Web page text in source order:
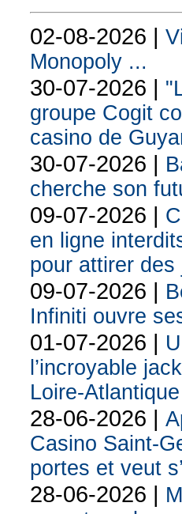
02-08-2026 |
Monopoly ...
30-07-2026 |
groupe Cogit
casino de
30-07-2026 |
cherche son
09-07-2026 |
en ligne
pour attirer des
09-07-2026 |
Infiniti ouvre
01-07-2026 |
l’incroyable
Loire-
28-06-2026 |
Casino Saint-
portes et veut
28-06-2026 |